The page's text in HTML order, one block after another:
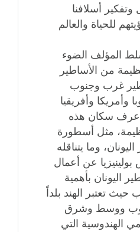
وتفكير أسلافنا
للحياة والعالم
المؤلف الضوء
من الأساطير
غرب وجنوب
وأمريكا وأفريقيا
عرف سكان هذه
مثل أسطورة
وما يتناقله
عن أعمال
اليونان بأهمية
تعتبر الهند بلداً
ووسط وشرق
الهندوسية التي